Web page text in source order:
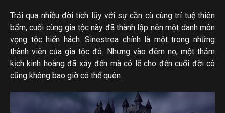
Trải qua nhiều đời tích lũy với sự cần cù cùng trí tuệ thiên
bẩm, cuối cùng gia tộc này đã thành lập nên một danh môn
vọng tộc hiển hách. Sinestrea chính là một trong những
thành viên của gia tộc đó. Nhưng vào đêm nọ, một thảm
kịch kinh hoàng đã xảy đến mà có lẽ cho đến cuối đời cô
cũng không bao giờ có thể quên.